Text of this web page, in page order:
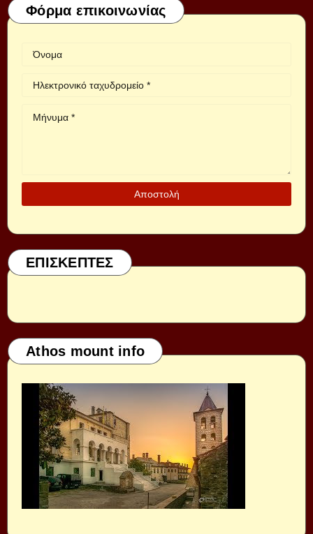
Φόρμα επικοινωνίας
ΕΠΙΣΚΕΠΤΕΣ
Athos mount info